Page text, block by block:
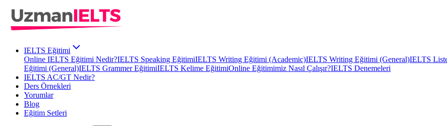
IELTS Eğitimi
Online IELTS Eğitimi Nedir?IELTS Speaking EğitimiIELTS Writing Eğitimi (Academic)IELTS Writing Eğitimi (General)IELTS
Eğitimi (General)IELTS Grammer EğitimiIELTS Kelime EğitimiOnline Eğitimimiz Nasıl Çalışır?IELTS Denemeleri
IELTS AC/GT Nedir?
Ders Örnekleri
Yorumlar
Blog
Eğitim Setleri